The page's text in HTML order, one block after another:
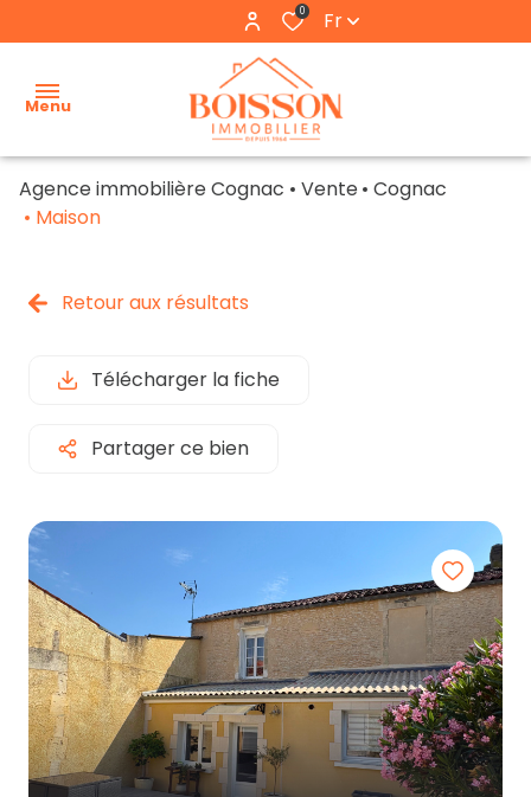
0 Fr
Menu
accueil
nos
locations
contactez-
nous
Agence immobilière Cognac Vente
Cognac
Maison
Retour aux résultats
Télécharger la fiche
Partager ce bien